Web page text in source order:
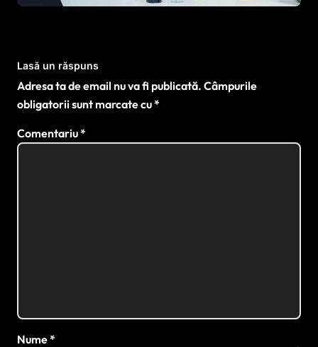
Lasă un răspuns
Adresa ta de email nu va fi publicată. Câmpurile
obligatorii sunt marcate cu*
Comentariu*
Nume*